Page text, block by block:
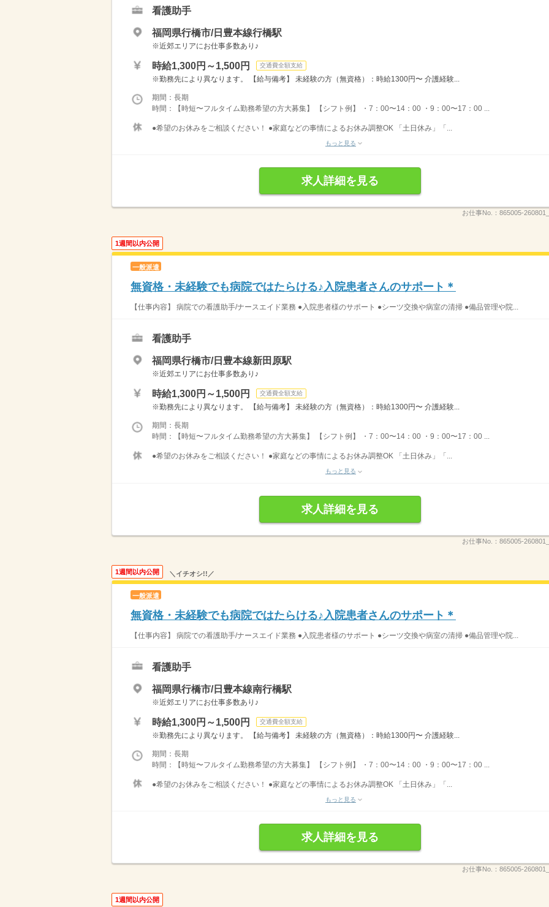
看護助手
福岡県行橋市/日豊本線行橋駅
※近郊エリアにお仕事多数あり♪
時給1,300円～1,500円 交通費全額支給
※勤務先により異なります。 【給与備考】 未経験の方（無資格）：時給1300円〜 介護経験...
期間：長期
時間：【時短〜フルタイム勤務希望の方大募集】 【シフト例】 ・7：00〜14：00 ・9：00〜17：00 ...
●希望のお休みをご相談ください！ ●家庭などの事情によるお休み調整OK 「土日休み」「...
もっと見る
求人詳細を見る
お仕事No.： 865005-
1週間以内公開
一般派遣
無資格・未経験でも病院ではたらける♪入院患者さんのサポート＊
【仕事内容】 病院での看護助手/ナースエイド業務 ●入院患者様のサポート ●シーツ交換や病室の清掃 ●備品管理や院...
看護助手
福岡県行橋市/日豊本線新田原駅
※近郊エリアにお仕事多数あり♪
時給1,300円～1,500円 交通費全額支給
※勤務先により異なります。 【給与備考】 未経験の方（無資格）：時給1300円〜 介護経験...
期間：長期
時間：【時短〜フルタイム勤務希望の方大募集】 【シフト例】 ・7：00〜14：00 ・9：00〜17：00 ...
●希望のお休みをご相談ください！ ●家庭などの事情によるお休み調整OK 「土日休み」「...
もっと見る
求人詳細を見る
お仕事No.： 865005-
1週間以内公開 ＼イチオシ!!／
一般派遣
無資格・未経験でも病院ではたらける♪入院患者さんのサポート＊
【仕事内容】 病院での看護助手/ナースエイド業務 ●入院患者様のサポート ●シーツ交換や病室の清掃 ●備品管理や院...
看護助手
福岡県行橋市/日豊本線南行橋駅
※近郊エリアにお仕事多数あり♪
時給1,300円～1,500円 交通費全額支給
※勤務先により異なります。 【給与備考】 未経験の方（無資格）：時給1300円〜 介護経験...
期間：長期
時間：【時短〜フルタイム勤務希望の方大募集】 【シフト例】 ・7：00〜14：00 ・9：00〜17：00 ...
●希望のお休みをご相談ください！ ●家庭などの事情によるお休み調整OK 「土日休み」「...
もっと見る
求人詳細を見る
お仕事No.： 865005-
1週間以内公開